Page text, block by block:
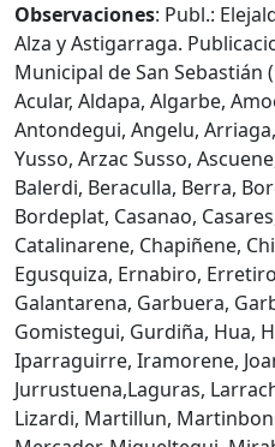
Observaciones: Publ.:
Alza y Astigarraga.
Municipal de San Sebastián
Acular, Aldapa, Algarbe,
Antondegui, Angelu,
Yusso, Arzac Susso,
Balerdi, Beraculla, Berra,
Bordeplat, Casanao,
Catalinarene, Chapiñene,
Egusquiza, Ernabiro,
Galantarena, Garbuera,
Gomistegui, Gurdiña, Hua,
Iparraguirre, Iramorene,
Jurrustuena,Laguras,
Lizardi, Martillun,